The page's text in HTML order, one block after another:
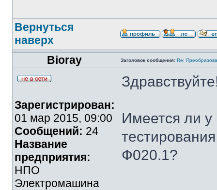
Вернуться
наверх
Bioray
Заголовок сообщения: Re:
Зарегистрирован:
01 мар 2015, 09:00
Сообщений: 24
Название
предприятия:
НПО
Электромашина
Имеется ли у
Ф020.1?